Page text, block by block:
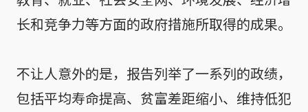
长和竞争力等方面的政府措施所取得的成果。
不让人意外的是，报告列举了一系列的政绩，
包括平均寿命提高、贫富差距缩小、维持低犯